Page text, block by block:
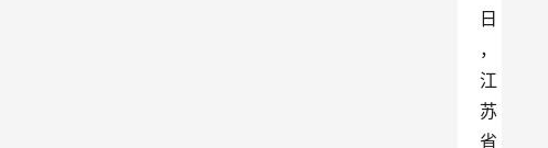
日
，
江
苏
省